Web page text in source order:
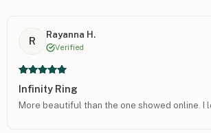
R
Rayanna H.
Verified
Infinity Ring
More beautiful than the one showed online. I